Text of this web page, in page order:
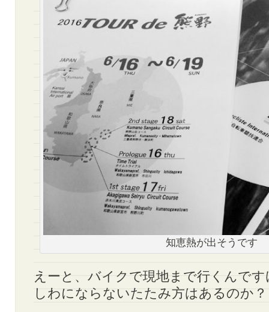
知恵熱が出そうです
えーと、バイクで現地まで行くんで
しわにならないたたみ方はあるのか？